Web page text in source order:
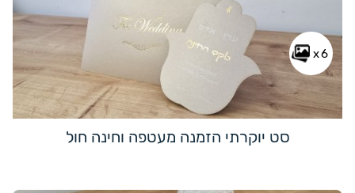
x6
סט יוקרתי הזמנה מעטפה וחינה חול